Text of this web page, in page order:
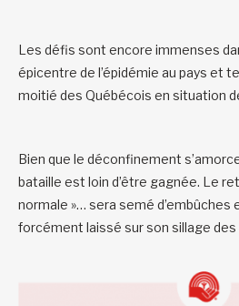
Les défis sont encore immenses
épicentre de l’épidémie au pays et
moitié des Québécois en situation
Bien que le déconfinement
bataille est loin d’être gagnée. Le
normale »… sera semé d’embûches
forcément laissé sur son sillage